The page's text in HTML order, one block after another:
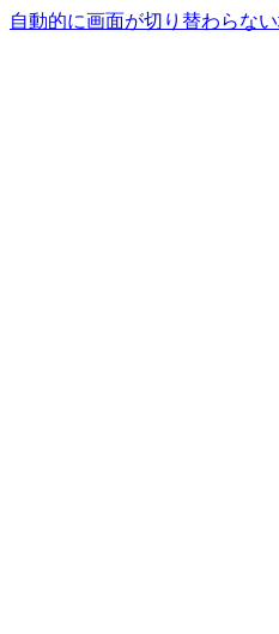
自動的に画面が切り替わらな